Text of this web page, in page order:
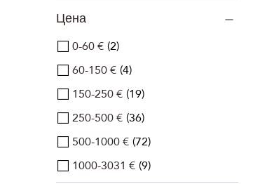
Цена
0-60 € 2
60-150 € 4
150-250 € 19
250-500 € 36
500-1000 € 72
1000-3031 € 9